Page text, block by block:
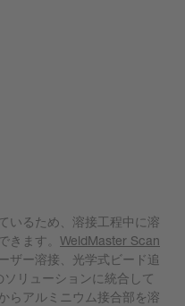
いるため、溶接工程中に溶
きます。 WeldMaster Scan
ザー溶接、光学式ビード追
リューションに統合して
らアルミニウム接合部を溶